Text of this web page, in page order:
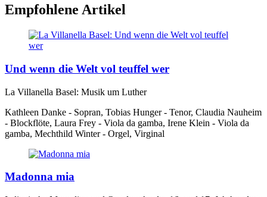
Empfohlene Artikel
Und wenn die Welt vol teuffel wer
La Villanella Basel: Musik um Luther
Kathleen Danke - Sopran, Tobias Hunger - Tenor, Claudia Nauheim
- Blockflöte, Laura Frey - Viola da gamba, Irene Klein - Viola da
gamba, Mechthild Winter - Orgel, Virginal
Madonna mia